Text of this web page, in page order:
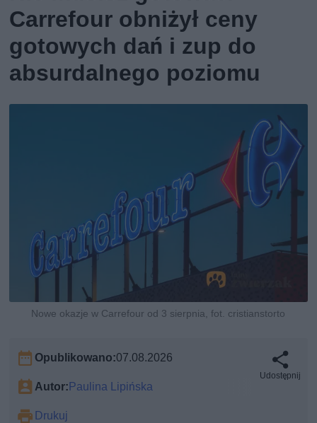
Carrefour obniżył ceny
gotowych dań i zup do
absurdalnego poziomu
Nowe okazje w Carrefour od 3 sierpnia, fot. cristianstorto
Opublikowano:07.08.2026
Autor:Paulina Lipińska
Drukuj
Udostępnij